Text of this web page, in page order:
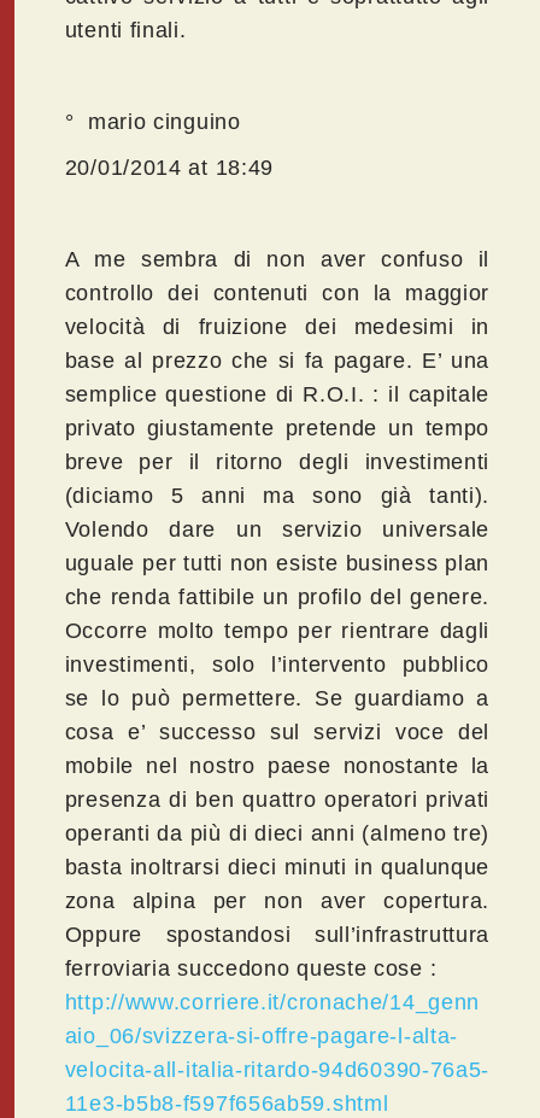
utenti finali.
° mario cinguino
20/01/2014 at 18:49
A me sembra di non aver confuso il
controllo dei contenuti con la maggior
velocità di fruizione dei medesimi in
base al prezzo che si fa pagare. E’ una
semplice questione di R.O.I. : il capitale
privato giustamente pretende un tempo
breve per il ritorno degli investimenti
(diciamo 5 anni ma sono già tanti).
Volendo dare un servizio universale
uguale per tutti non esiste business plan
che renda fattibile un profilo del genere.
Occorre molto tempo per rientrare dagli
investimenti, solo l’intervento pubblico
se lo può permettere. Se guardiamo a
cosa e’ successo sul servizi voce del
mobile nel nostro paese nonostante la
presenza di ben quattro operatori privati
operanti da più di dieci anni (almeno tre)
basta inoltrarsi dieci minuti in qualunque
zona alpina per non aver copertura.
Oppure spostandosi sull’infrastruttura
ferroviaria succedono queste cose :
http://www.corriere.it/cronache/14_genn
aio_06/svizzera-si-offre-pagare-l-alta-
velocita-all-italia-ritardo-94d60390-76a5-
11e3-b5b8-f597f656ab59.shtml